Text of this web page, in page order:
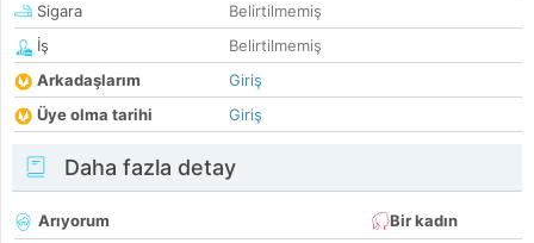
Sigara
Belirtilmemiş
İş
Belirtilmemiş
Arkadaşlarım
Giriş
Üye olma tarihi
Giriş
Daha fazla detay
Arıyorum
Bir kadın